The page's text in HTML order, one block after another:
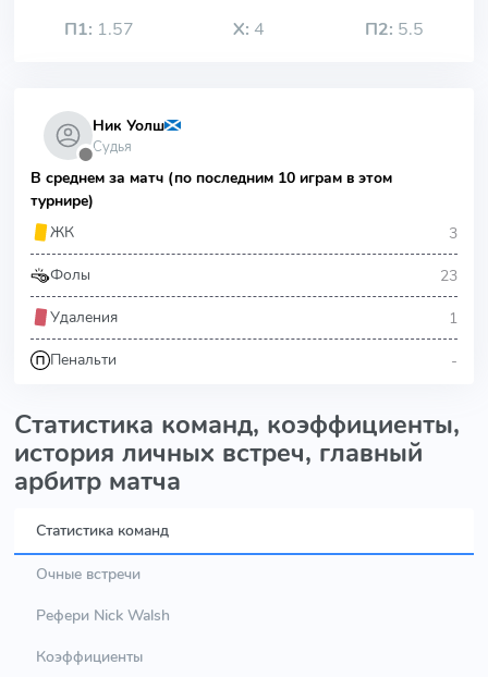
П1: 1.57 Х: 4 П2: 5.5
⬤
Ник Уолш
Судья
В среднем за матч (по последним 10 играм в этом
турнире)
ЖК
3
Фолы 23
Удаления 1
Пенальти -
Статистика команд, коэффициенты,
история личных встреч, главный
арбитр матча
Статистика команд
Очные встречи
Рефери Nick Walsh
Коэффициенты